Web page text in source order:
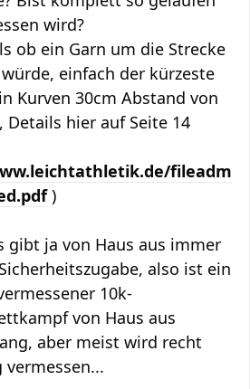
wird?
ob ein Garn um die Strecke
einfach der kürzeste
Kurven 30cm Abstand von
Details hier auf Seite 14
fileadm
)
gibt ja von Haus aus immer
also ist ein
10k-
von Haus aus
aber meist wird recht
vermessen...